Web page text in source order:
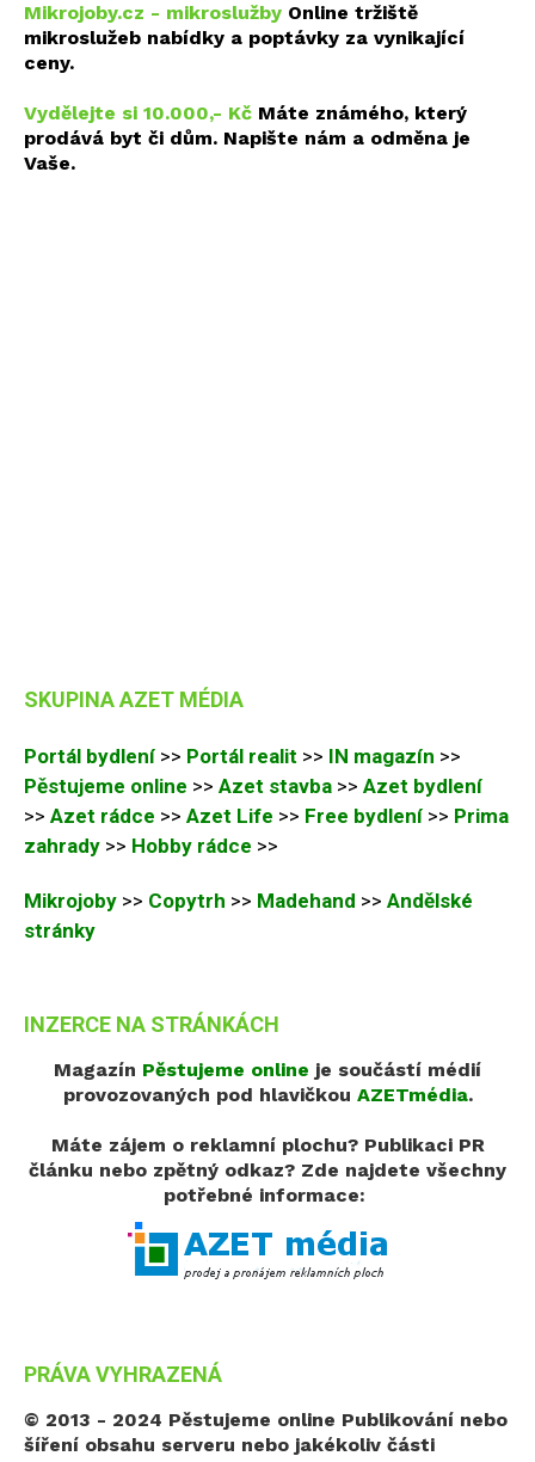
Mikrojoby.cz - mikroslužby Online tržiště
mikroslužeb nabídky a poptávky za vynikající
ceny.
Vydělejte si 10.000,- Kč Máte známého, který
prodává byt či dům. Napište nám a odměna je
Vaše.
SKUPINA AZET MÉDIA
Portál bydlení >> Portál realit >> IN magazín >>
Pěstujeme online >> Azet stavba >> Azet bydlení
>> Azet rádce >> Azet Life >> Free bydlení >> Prima
zahrady >> Hobby rádce >>
Mikrojoby >> Copytrh >> Madehand >> Andělské
stránky
INZERCE NA STRÁNKÁCH
Magazín Pěstujeme online je součástí médií
provozovaných pod hlavičkou AZETmédia.
Máte zájem o reklamní plochu? Publikaci PR
článku nebo zpětný odkaz? Zde najdete všechny
potřebné informace:
PRÁVA VYHRAZENÁ
© 2013 - 2024 Pěstujeme online Publikování nebo
šíření obsahu serveru nebo jakékoliv části